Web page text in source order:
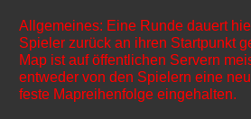
Allgemeines: Eine Runde dauert
Spieler zurück an ihren Startpunkt
Map ist auf öffentlichen Servern
entweder von den Spielern eine
feste Mapreihenfolge eingehalten.